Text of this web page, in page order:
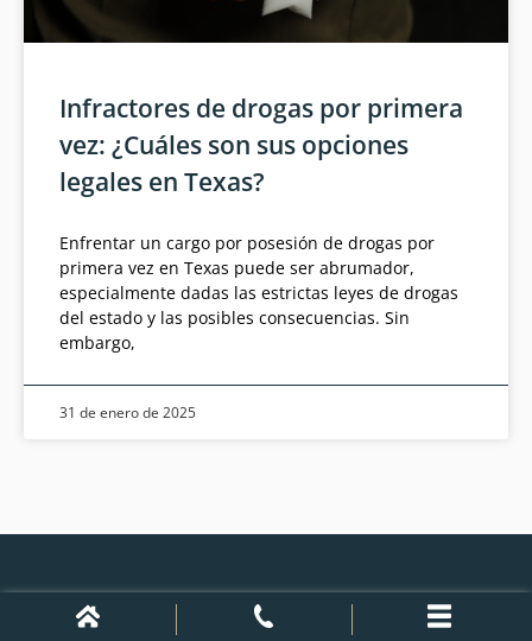
Infractores de drogas por primera
vez: ¿Cuáles son sus opciones
legales en Texas?
Enfrentar un cargo por posesión de drogas por
primera vez en Texas puede ser abrumador,
especialmente dadas las estrictas leyes de drogas
del estado y las posibles consecuencias. Sin
embargo,
31 de enero de 2025